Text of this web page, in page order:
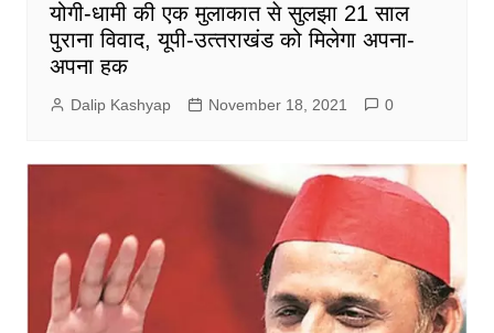
योगी-धामी की एक मुलाकात से सुलझा 21 साल
पुराना विवाद, यूपी-उत्‍तराखंड को मिलेगा अपना-
अपना हक
Dalip Kashyap November 18, 2021 0